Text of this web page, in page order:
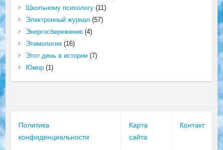
Школьному психологу(11)
Электронный журнал (57)
Энергосбережение(4)
Этимология(16)
Этот день в истории(7)
Юмор(1)
Политика
конфиденциальности
Карта
сайта
Контакт